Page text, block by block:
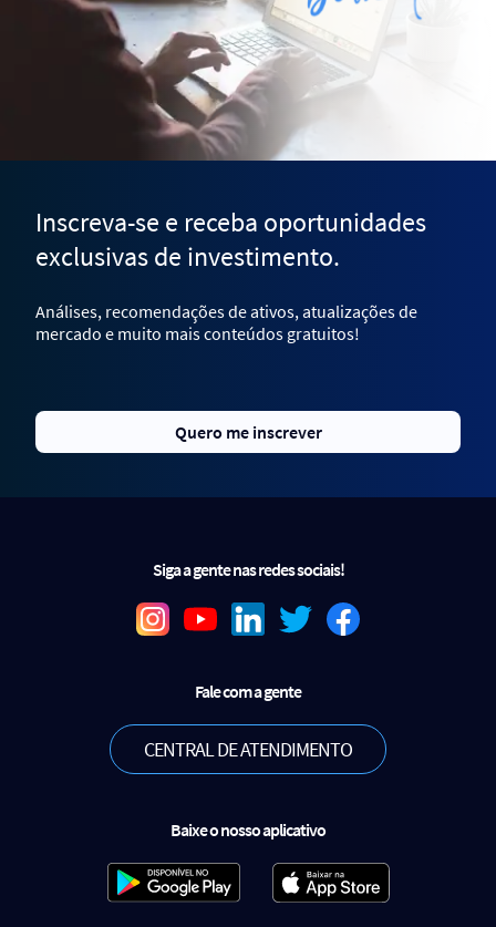
Inscreva-se e receba oportunidades
exclusivas de investimento.
Análises, recomendações de ativos, atualizações de
mercado e muito mais conteúdos gratuitos!
Quero me inscrever
Siga a gente nas redes sociais!
Fale com a gente
CENTRAL DE ATENDIMENTO
Baixe o nosso aplicativo